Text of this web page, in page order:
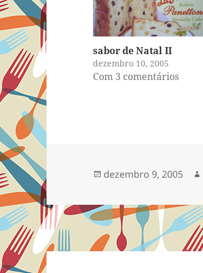
sabor de Natal II
dezembro 10, 2005
Com 3 comentários
Publicado
dezembro 9, 2005